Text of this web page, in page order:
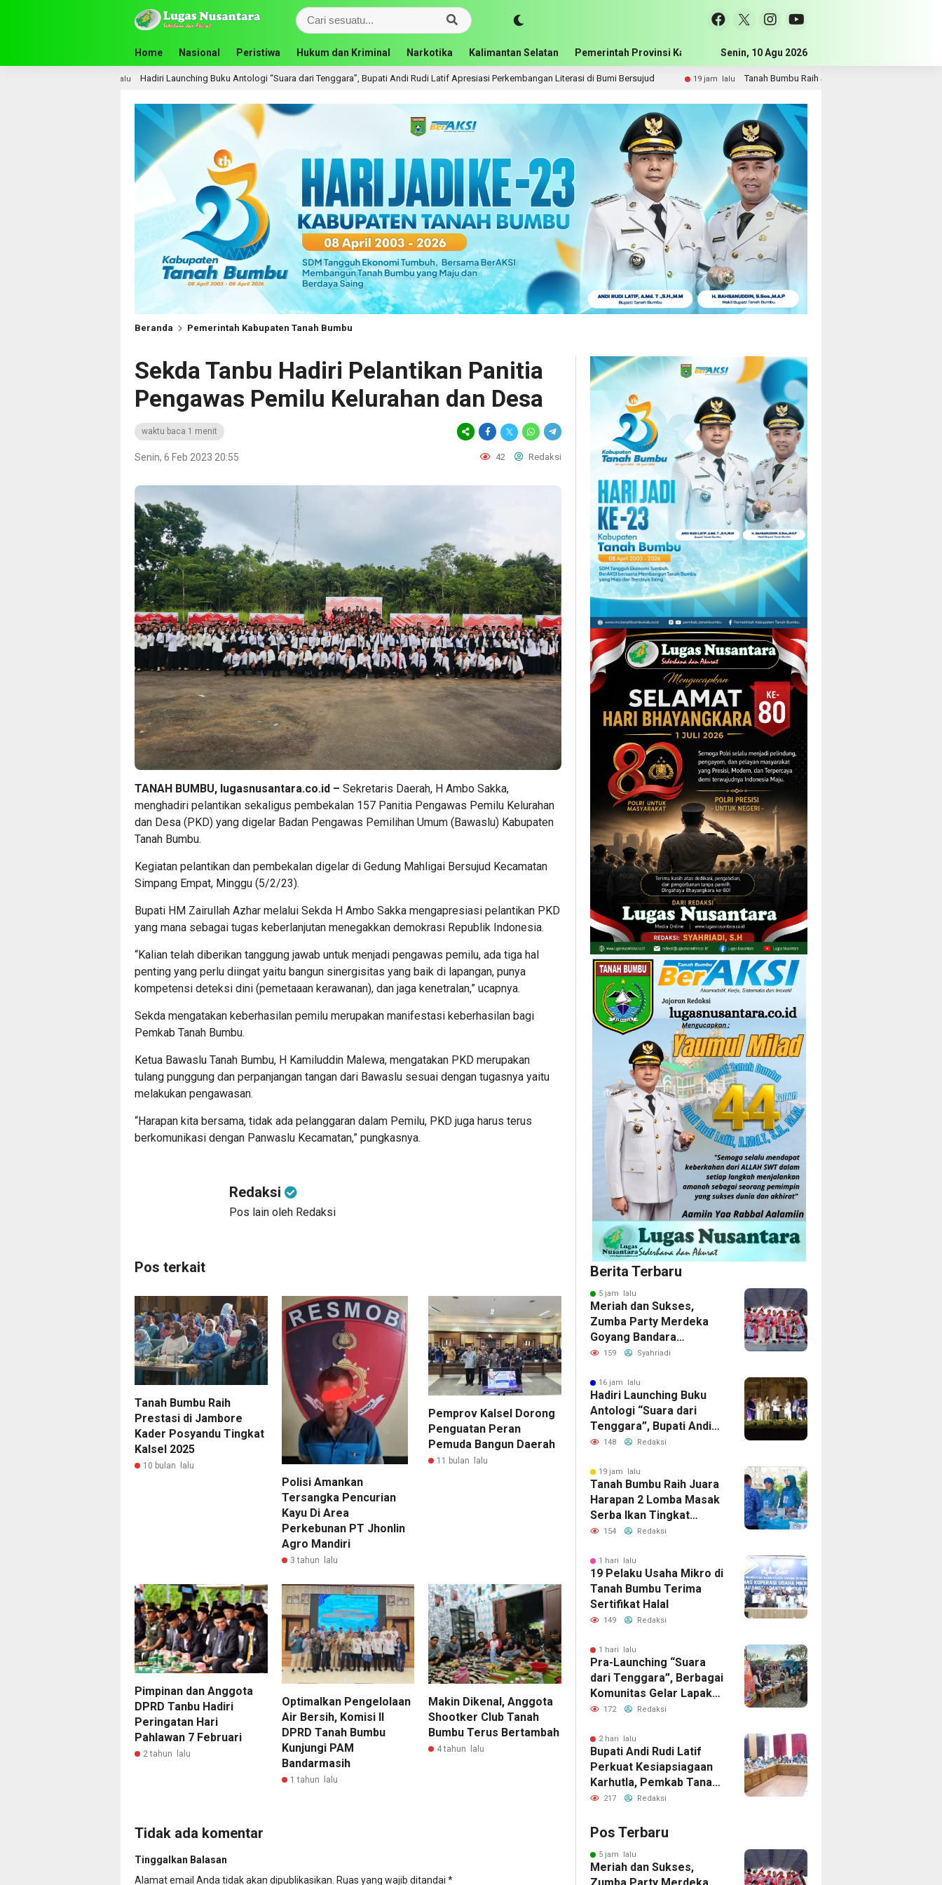
Home Nasional Peristiwa Hukum dan Kriminal Narkotika Kalimantan Selatan Pemerintah Provinsi Kalimantan Selatan Pemerintah Kabupaten Tanah
Senin, 10 Agu 2026
Hadiri Launching Buku Antologi “Suara dari Tenggara”, Bupati Andi Rudi Latif Apresiasi Perkembangan Literasi di Bumi Bersujud 19 jam lalu Tanah Bumbu Raih Juara Harapan 2 Lomba Masak Serba Ikan Tingkat Kalsel
Beranda Pemerintah Kabupaten Tanah Bumbu
Sekda Tanbu Hadiri Pelantikan Panitia
Pengawas Pemilu Kelurahan dan Desa
waktu baca 1 menit
Senin, 6 Feb 2023 20:55 42 Redaksi
TANAH BUMBU, lugasnusantara.co.id – Sekretaris Daerah, H Ambo Sakka,
menghadiri pelantikan sekaligus pembekalan 157 Panitia Pengawas Pemilu Kelurahan
dan Desa (PKD) yang digelar Badan Pengawas Pemilihan Umum (Bawaslu) Kabupaten
Tanah Bumbu.
Kegiatan pelantikan dan pembekalan digelar di Gedung Mahligai Bersujud Kecamatan
Simpang Empat, Minggu (5/2/23).
Bupati HM Zairullah Azhar melalui Sekda H Ambo Sakka mengapresiasi pelantikan PKD
yang mana sebagai tugas keberlanjutan menegakkan demokrasi Republik Indonesia.
“Kalian telah diberikan tanggung jawab untuk menjadi pengawas pemilu, ada tiga hal
penting yang perlu diingat yaitu bangun sinergisitas yang baik di lapangan, punya
kompetensi deteksi dini (pemetaaan kerawanan), dan jaga kenetralan,” ucapnya.
Sekda mengatakan keberhasilan pemilu merupakan manifestasi keberhasilan bagi
Pemkab Tanah Bumbu.
Ketua Bawaslu Tanah Bumbu, H Kamiluddin Malewa, mengatakan PKD merupakan
tulang punggung dan perpanjangan tangan dari Bawaslu sesuai dengan tugasnya yaitu
melakukan pengawasan.
“Harapan kita bersama, tidak ada pelanggaran dalam Pemilu, PKD juga harus terus
berkomunikasi dengan Panwaslu Kecamatan,” pungkasnya.
Redaksi
Pos lain oleh Redaksi
Pos terkait
Tanah Bumbu Raih
Prestasi di Jambore
Kader Posyandu Tingkat
Kalsel 2025
10 bulan lalu
Polisi Amankan
Tersangka Pencurian
Kayu Di Area
Perkebunan PT Jhonlin
Agro Mandiri
3 tahun lalu
Pemprov Kalsel Dorong
Penguatan Peran
Pemuda Bangun Daerah
11 bulan lalu
Pimpinan dan Anggota
DPRD Tanbu Hadiri
Peringatan Hari
Pahlawan 7 Februari
2 tahun lalu
Optimalkan Pengelolaan
Air Bersih, Komisi II
DPRD Tanah Bumbu
Kunjungi PAM
Bandarmasih
1 tahun lalu
Makin Dikenal, Anggota
Shootker Club Tanah
Bumbu Terus Bertambah
4 tahun lalu
Tidak ada komentar
Tinggalkan Balasan
Alamat email Anda tidak akan dipublikasikan. Ruas yang wajib ditandai *
Berita Terbaru
5 jam lalu
Meriah dan Sukses,
Zumba Party Merdeka
Goyang Bandara
Bersujud
159 Syahriadi
16 jam lalu
Hadiri Launching Buku
Antologi “Suara dari
Tenggara”, Bupati Andi
Rudi Latif Apresiasi
di Bumi Bersujud
148 Redaksi
19 jam lalu
Tanah Bumbu Raih Juara
Harapan 2 Lomba Masak
Serba Ikan Tingkat
Kalsel 2026
154 Redaksi
1 hari lalu
19 Pelaku Usaha Mikro di
Tanah Bumbu Terima
Sertifikat Halal
149 Redaksi
1 hari lalu
Pra-Launching “Suara
dari Tenggara”, Berbagai
Komunitas Gelar Lapak
Baca di Bandara
172 Redaksi
2 hari lalu
Bupati Andi Rudi Latif
Perkuat Kesiapsiagaan
Karhutla, Pemkab Tanah
Bumbu Aktifkan Posko
217 Redaksi
Pos Terbaru
5 jam lalu
Meriah dan Sukses,